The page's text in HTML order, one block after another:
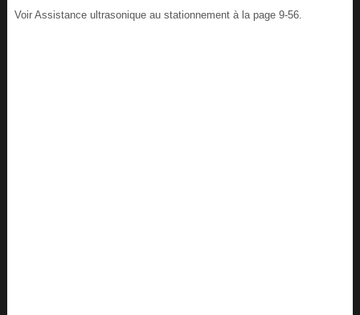
Voir Assistance ultrasonique au stationnement à la page 9-56.